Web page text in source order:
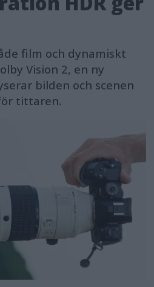
film och dynamiskt
Vision 2, en ny
bilden och scenen
tittaren.